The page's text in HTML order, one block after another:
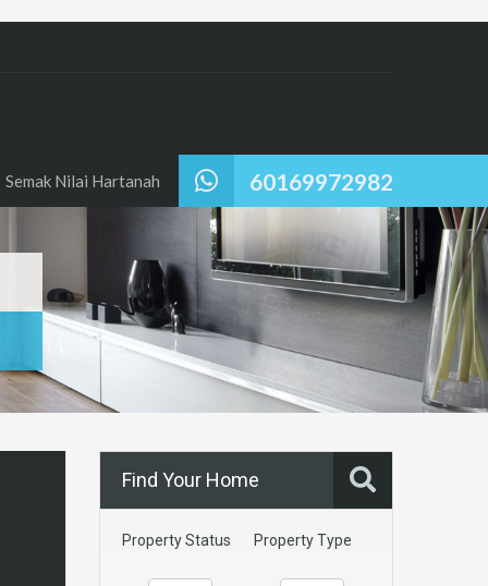
60169972982
Semak Nilai Hartanah
Find Your Home
Property Status Property Type